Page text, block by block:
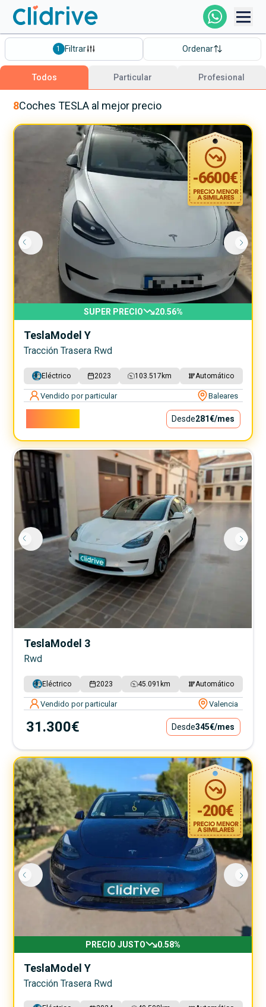
Comprar Coche
Todos Los Coches
Profesional
Financiación
1 Filtrar Ordenar
Todos Particular Profesional
8Coches TESLA al mejor precio
-6600€
SUPER PRECIO 20.56%
TeslaModel Y
Tracción Trasera Rwd
Eléctrico 2023 103.517 km Automático
Vendido por particular Baleares
Desde281€/mes
TeslaModel 3
Rwd
Eléctrico 2023 45.091 km Automático
Vendido por particular Valencia
31.300€ Desde345€/mes
-200€
PRECIO JUSTO 0.58%
TeslaModel Y
Tracción Trasera Rwd